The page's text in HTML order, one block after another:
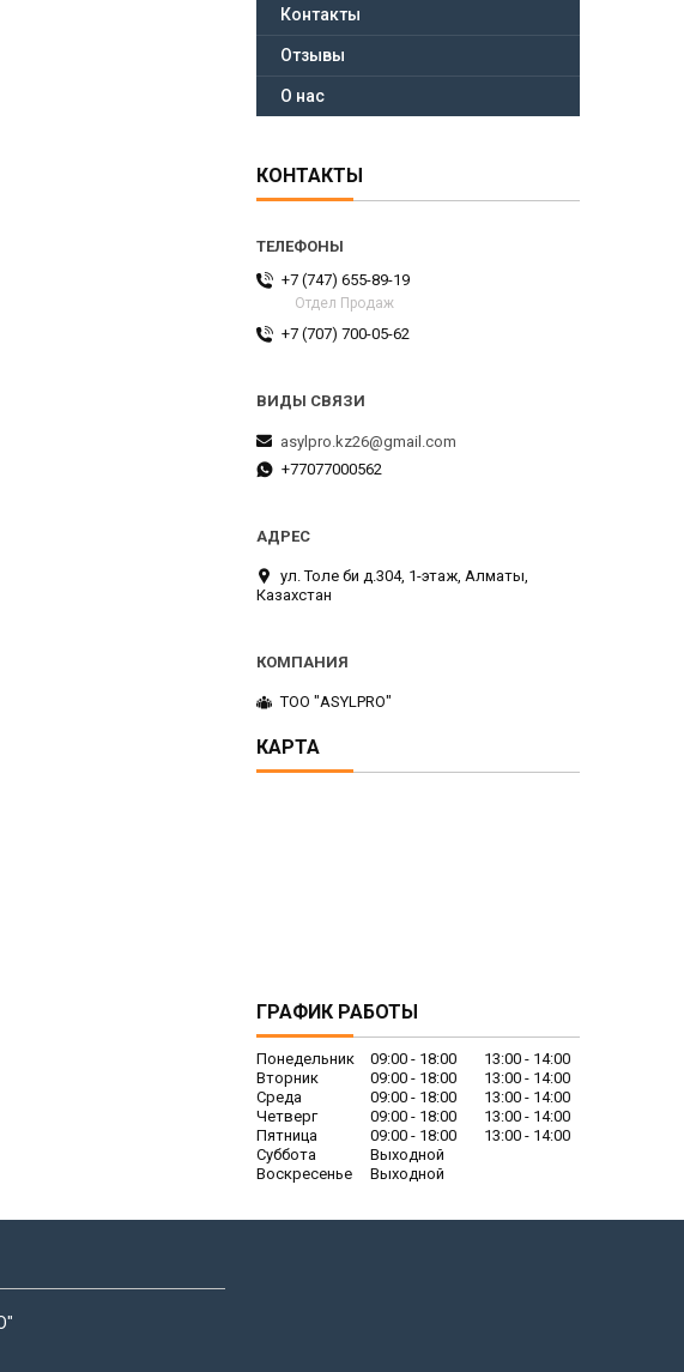
Контакты
Отзывы
О нас
КОНТАКТЫ
+7 (747) 655-89-19
Отдел Продаж
+7 (707) 700-05-62
asylpro.kz26@gmail.com
+77077000562
ул. Толе би д.304, 1-этаж, Алматы,
Казахстан
ТОО "ASYLPRO"
КАРТА
ГРАФИК РАБОТЫ
Понедельник 09:00 18:00 13:00
14:00
Вторник
09:00 18:00 13:00
14:00
Среда
09:00 18:00 13:00
14:00
Четверг
09:00 18:00 13:00
14:00
Пятница
09:00 18:00 13:00
14:00
Суббота
Выходной
Воскресенье
Выходной